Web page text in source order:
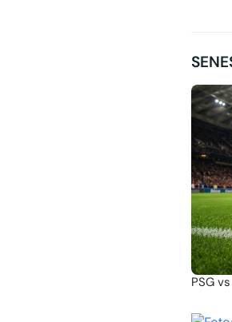
PSG